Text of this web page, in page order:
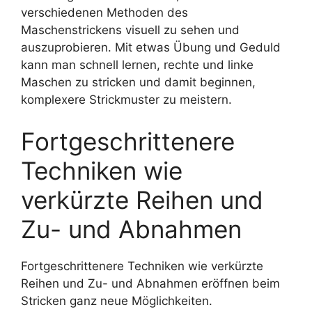
verschiedenen Methoden des
Maschenstrickens visuell zu sehen und
auszuprobieren. Mit etwas Übung und Geduld
kann man schnell lernen, rechte und linke
Maschen zu stricken und damit beginnen,
komplexere Strickmuster zu meistern.
Fortgeschrittenere
Techniken wie
verkürzte Reihen und
Zu- und Abnahmen
Fortgeschrittenere Techniken wie verkürzte
Reihen und Zu- und Abnahmen eröffnen beim
Stricken ganz neue Möglichkeiten.